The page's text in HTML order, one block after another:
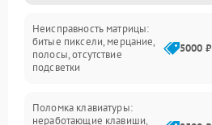
Программные ошибки
Электрические и системные сбои
Интерфейсные проблемы
Неисправность матрицы:
битые пиксели, мерцание,
полосы, отсутствие
подсветки
5000 ₽
Поломка клавиатуры:
неработающие клавиши,